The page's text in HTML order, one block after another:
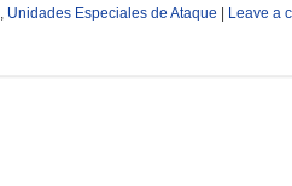
, Unidades Especiales de Ataque | Leave a